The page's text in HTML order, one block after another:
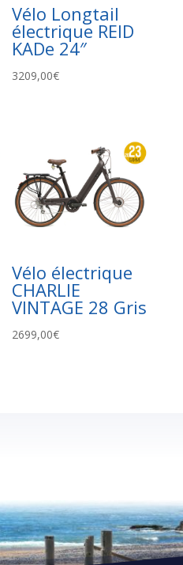
Vélo Longtail
électrique REID
KADe 24″
3209,00€
Vélo électrique
CHARLIE
VINTAGE 28 Gris
2699,00€